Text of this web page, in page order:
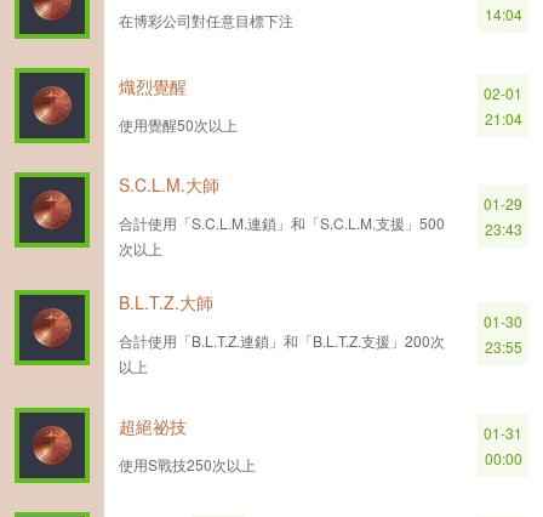
在博彩公司對任意目標下注
14:04
熾烈覺醒
使用覺醒50次以上
02-01
21:04
S.C.L.M.大師
合計使用「S.C.L.M.連鎖」和「S.C.L.M.支援」500
次以上
01-29
23:43
B.L.T.Z.大師
合計使用「B.L.T.Z.連鎖」和「B.L.T.Z.支援」200次
以上
01-30
23:55
超絕祕技
使用S戰技250次以上
01-31
00:00